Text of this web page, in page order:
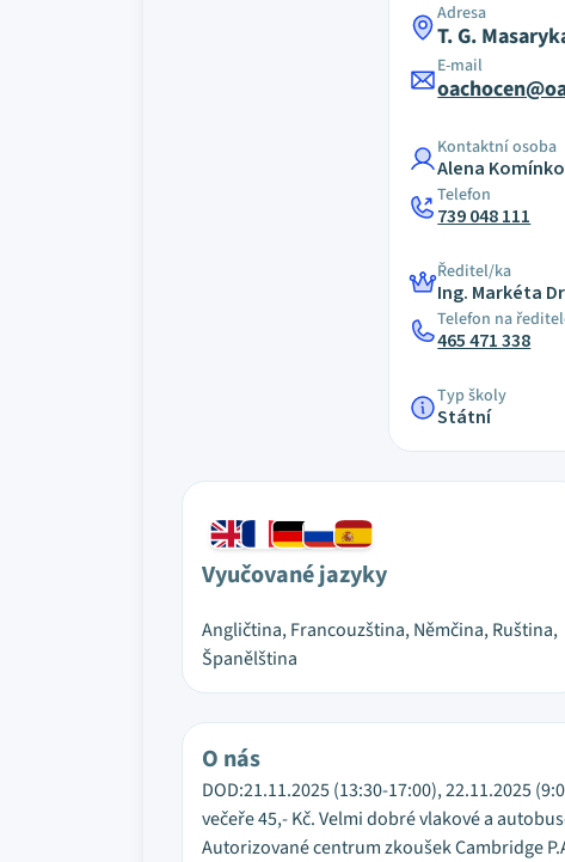
Adresa
T. G.
E-mail
Kontaktní osoba
Alena
Telefon
739 048 111
Ředitel/ka
Ing. Markéta
Telefon na
465 471 338
Typ školy
Státní
Vyučované jazyky
Angličtina, Francouzština, Němčina, Ruština,
Španělština
O nás
DOD:21.11.2025 (13:30-17:00), 22.11.2025
večeře 45,- Kč. Velmi dobré vlakové a
Autorizované centrum zkoušek Cambridge